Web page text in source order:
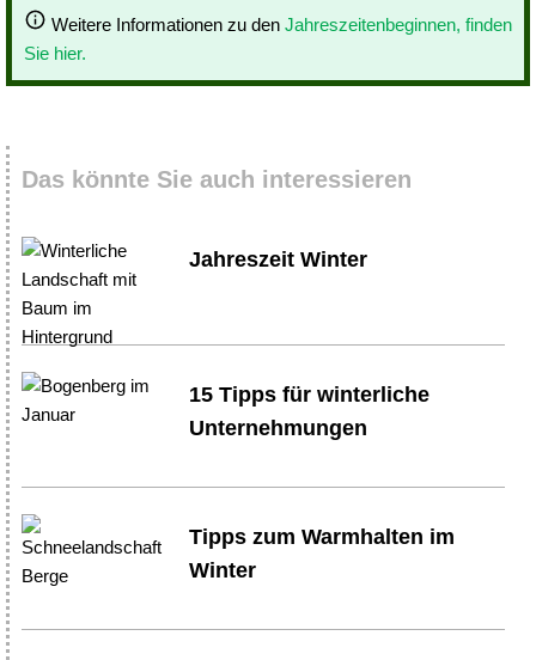
Weitere Informationen zu den Jahreszeitenbeginnen, finden
Sie hier.
Das könnte Sie auch interessieren
Jahreszeit Winter
15 Tipps für winterliche
Unternehmungen
Tipps zum Warmhalten im
Winter